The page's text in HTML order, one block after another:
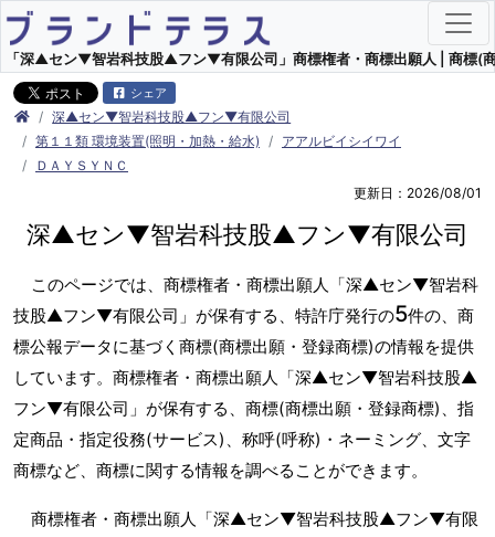
「深▲セン▼智岩科技股▲フン▼有限公司」商標権者・商標出願人 | 商標(
シェア
深▲セン▼智岩科技股▲フン▼有限公司
第１１類 環境装置(照明・加熱・給水)
アアルビイシイワイ
ＤＡＹＳＹＮＣ
更新日：2026/08/01
深▲セン▼智岩科技股▲フン▼有限公司
このページでは、商標権者・商標出願人「深▲セン▼智岩科
技股▲フン▼有限公司」が保有する、特許庁発行の5件の、商
標公報データに基づく商標(商標出願・登録商標)の情報を提供
しています。商標権者・商標出願人「深▲セン▼智岩科技股▲
フン▼有限公司」が保有する、商標(商標出願・登録商標)、指
定商品・指定役務(サービス)、称呼(呼称)・ネーミング、文字
商標など、商標に関する情報を調べることができます。
商標権者・商標出願人「深▲セン▼智岩科技股▲フン▼有限